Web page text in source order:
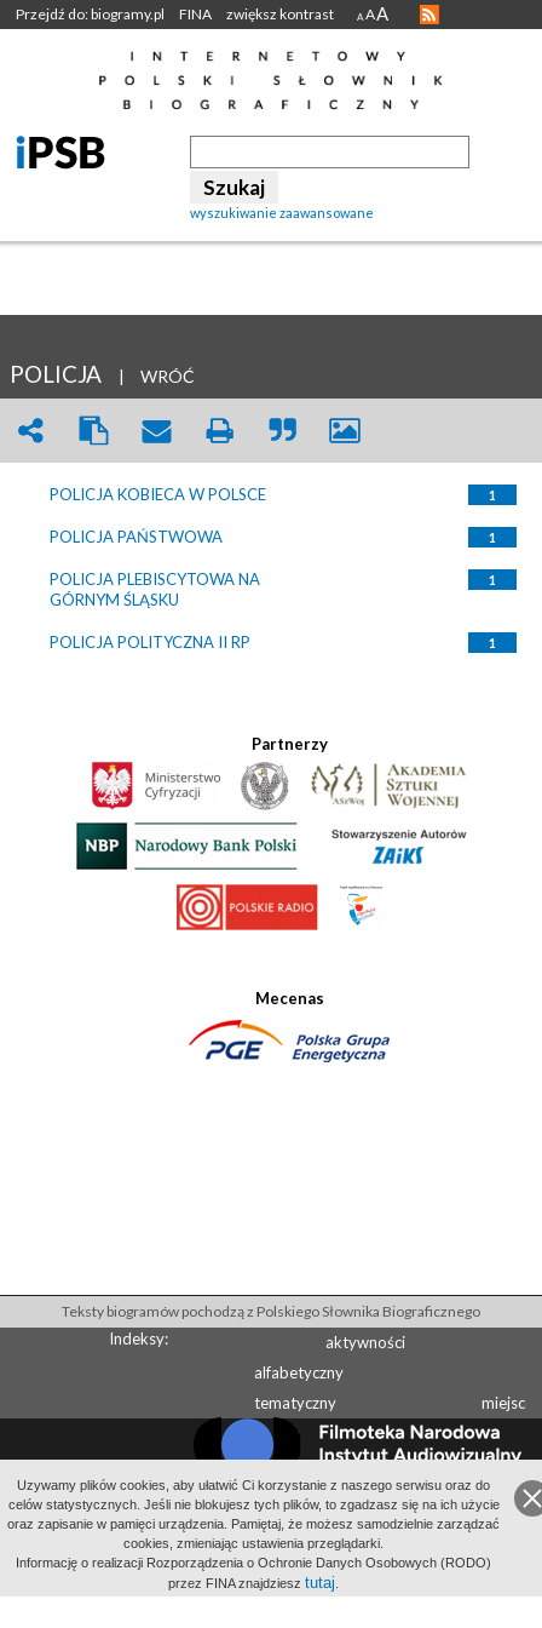
Przejdź do: biogramy.pl FINA zwiększ kontrast A AA
wyszukiwanie zaawansowane
POLICJA | WRÓĆ
POLICJA KOBIECA W POLSCE 1
POLICJA PAŃSTWOWA 1
POLICJA PLEBISCYTOWA NA
GÓRNYM ŚLĄSKU
1
POLICJA POLITYCZNA II RP 1
Partnerzy
Mecenas
Uzywamy plików cookies, aby ułatwić Ci korzystanie z naszego serwisu oraz do
celów statystycznych. Jeśli nie blokujesz tych plików, to zgadzasz się na ich użycie
oraz zapisanie w pamięci urządzenia. Pamiętaj, że możesz samodzielnie zarządzać
cookies, zmieniając ustawienia przeglądarki.
Informację o realizacji Rozporządzenia o Ochronie Danych Osobowych (RODO)
przez FINA znajdziesz tutaj
Teksty biogramów pochodzą z Polskiego Słownika Biograficznego
Indeksy:
aktywności
alfabetyczny
tematyczny
miejsc
Wydawcą Polskiego Słownika Biograficznego jest Instytut Historii PAN
Wydawcą Internetowego Polskiego Słownika Biograficznego jest Filmoteka
Narodowa - Instytut Audiowizualny
All Rights Reserved 2014-2026Filmoteka Narodowa - Instytut Audiowizualny